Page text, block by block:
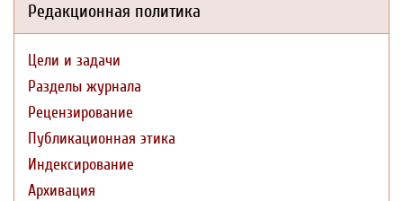
Редакционная политика
Цели и задачи
Разделы журнала
Рецензирование
Публикационная этика
Индексирование
Архивация